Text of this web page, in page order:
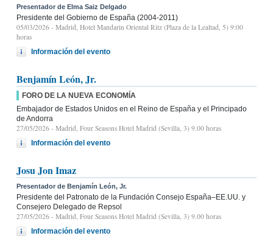
Presentador de Elma Saiz Delgado
Presidente del Gobierno de España (2004-2011)
05/03/2026 - Madrid, Hotel Mandarin Oriental Ritz (Plaza de la Lealtad, 5) 9:00
horas
Información del evento
Benjamín León, Jr.
FORO DE LA NUEVA ECONOMÍA
Embajador de Estados Unidos en el Reino de España y el Principado
de Andorra
27/05/2026 - Madrid, Four Seasons Hotel Madrid (Sevilla, 3) 9.00 horas
Información del evento
Josu Jon Imaz
Presentador de Benjamín León, Jr.
Presidente del Patronato de la Fundación Consejo España–EE.UU. y
Consejero Delegado de Repsol
27/05/2026 - Madrid, Four Seasons Hotel Madrid (Sevilla, 3) 9.00 horas
Información del evento